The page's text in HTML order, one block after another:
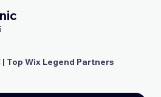
| Top Wix Legend Partners